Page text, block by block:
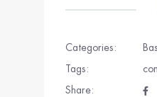
Categories:
Tags:
Share: